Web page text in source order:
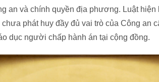
an và chính quyền địa phương. Luật hiện
phát huy đầy đủ vai trò của Công an
dục người chấp hành án tại cộng đồng.